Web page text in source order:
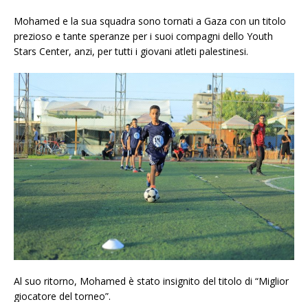
Mohamed e la sua squadra sono tornati a Gaza con un titolo
prezioso e tante speranze per i suoi compagni dello Youth
Stars Center, anzi, per tutti i giovani atleti palestinesi.
Al suo ritorno, Mohamed è stato insignito del titolo di “Miglior
giocatore del torneo”.